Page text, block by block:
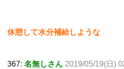
休憩して水分補給しような
367: 名無しさん 2019/05/19(日)